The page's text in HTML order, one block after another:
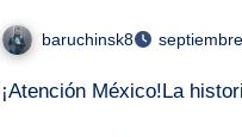
baruchinsk8
¡Atención México!La